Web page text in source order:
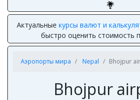
Актуальные курсы валют и
быстро оценить стоимость
Аэропорты мира Nepal Bhojpur
Bhojpur